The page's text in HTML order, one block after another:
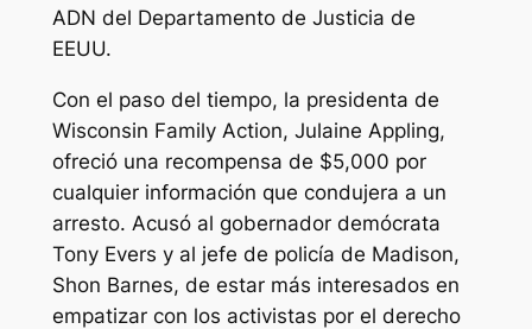
ADN del Departamento de Justicia de
EEUU.
Con el paso del tiempo, la presidenta de
Wisconsin Family Action, Julaine Appling,
ofreció una recompensa de $5,000 por
cualquier información que condujera a un
arresto. Acusó al gobernador demócrata
Tony Evers y al jefe de policía de Madison,
Shon Barnes, de estar más interesados en
empatizar con los activistas por el derecho